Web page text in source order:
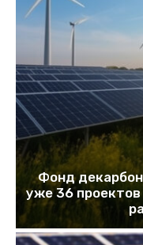
Фонд
уже 36